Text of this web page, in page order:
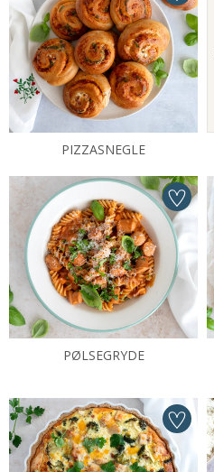
PIZZASNEGLE
PØLSEGRYDE